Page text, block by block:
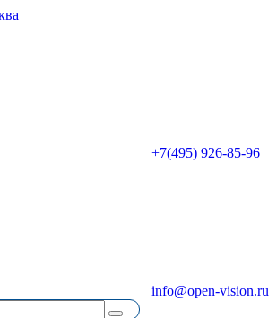
+7(495) 926-85-96
info@open-vision.ru